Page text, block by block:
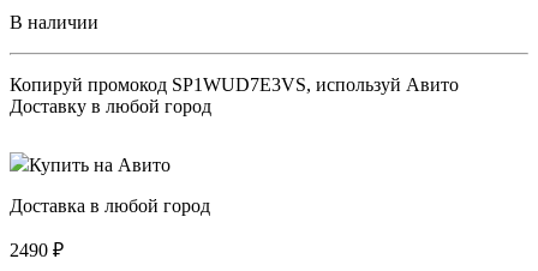
В наличии
Копируй промокод SP1WUD7E3VS, используй Авито
Доставку в любой город
Купить на Авито
Доставка в любой город
2490 ₽